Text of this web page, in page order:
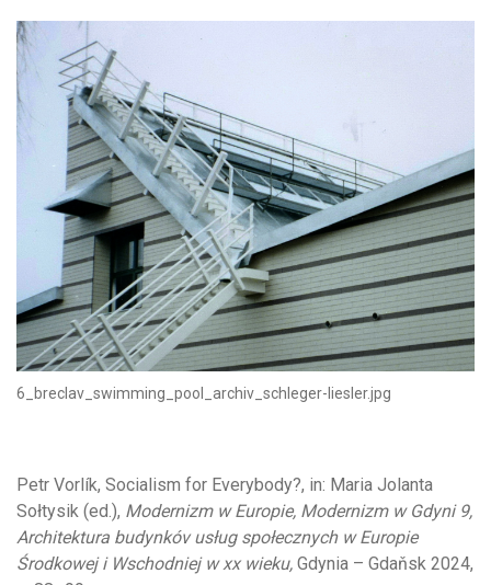
6_breclav_swimming_pool_archiv_schleger-liesler.jpg
Petr Vorlík, Socialism for Everybody?, in: Maria Jolanta
Sołtysik (ed.), Modernizm w Europie, Modernizm w Gdyni 9,
Architektura budynkóv usług społecznych w Europie
Środkowej i Wschodniej w xx wieku, Gdynia – Gdaňsk 2024,